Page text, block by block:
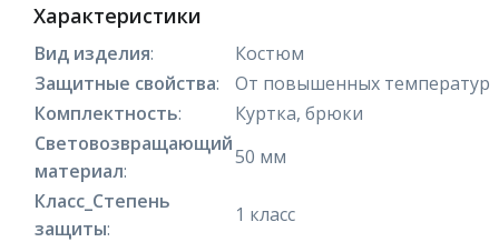
Характеристики
Вид изделия:
Костюм
Защитные свойства:
От повышенных температур
Комплектность:
Куртка, брюки
Световозвращающий
материал:
50 мм
Класс_Степень
защиты:
1 класс